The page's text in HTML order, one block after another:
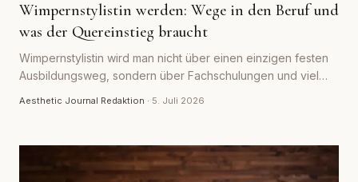
Wimpernstylistin werden: Wege in den Beruf und
was der Quereinstieg braucht
Wimpernstylistin wird man nicht über einen einzigen festen
Ausbildungsweg, sondern über Fachschulungen und viel
Aesthetic Journal Redaktion · 5. Juli 2026